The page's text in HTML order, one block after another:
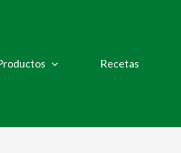
Recetas